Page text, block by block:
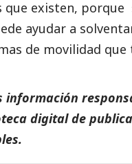
que existen, porque
ayudar a
de movilidad que
información
digital de